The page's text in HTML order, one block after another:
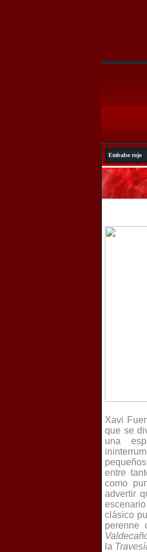
Embalse rojo
Xavi
que se
una
entre
como
advertir
clásico
perenne
la